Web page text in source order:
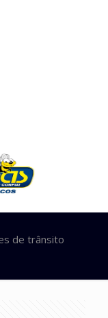
de trânsito